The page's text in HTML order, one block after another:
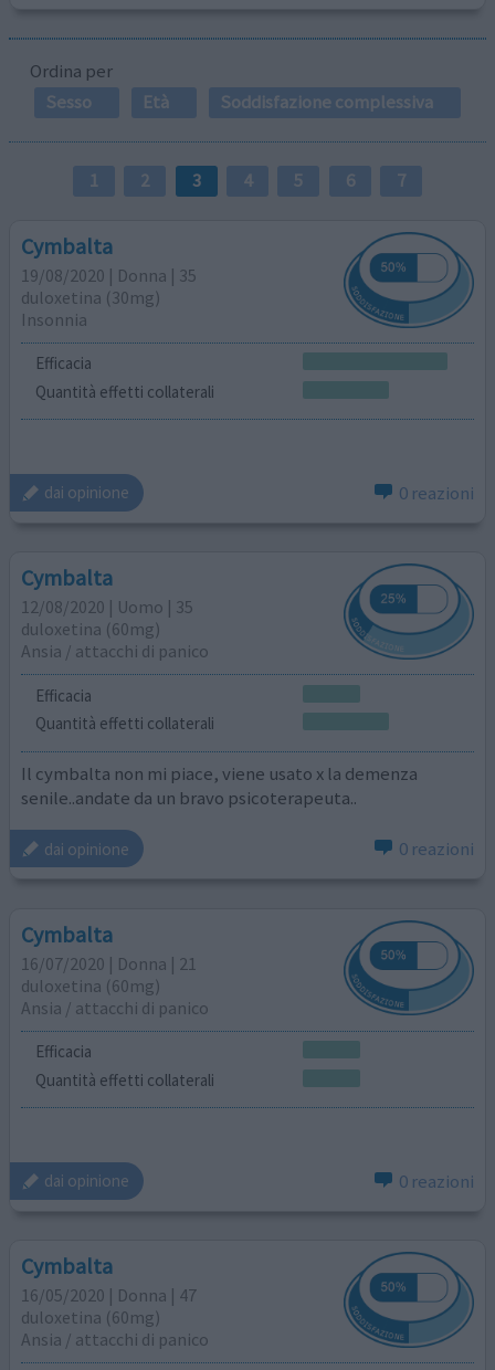
Ordina per
Sesso
Età Soddisfazione complessiva
1 2 3 4 5 6 7
Cymbalta
19/08/2020 | Donna | 35
duloxetina (30mg)
Insonnia
Efficacia
Quantità effetti collaterali
dai opinione 0 reazioni
Cymbalta
12/08/2020 | Uomo | 35
duloxetina (60mg)
Ansia / attacchi di panico
Efficacia
Quantità effetti collaterali
Il cymbalta non mi piace, viene usato x la demenza
senile..andate da un bravo psicoterapeuta..
dai opinione 0 reazioni
Cymbalta
16/07/2020 | Donna | 21
duloxetina (60mg)
Ansia / attacchi di panico
Efficacia
Quantità effetti collaterali
dai opinione 0 reazioni
Cymbalta
16/05/2020 | Donna | 47
duloxetina (60mg)
Ansia / attacchi di panico